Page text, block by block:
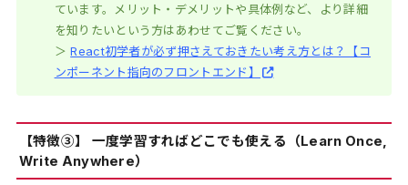
ています。メリット・デメリットや具体例など、より詳細
を知りたいという方はあわせてご覧ください。
＞React初学者が必ず押さえておきたい考え方とは？【コ
ンポーネント指向のフロントエンド】
【特徴③】 一度学習すればどこでも使える（Learn Once,
Write Anywhere）